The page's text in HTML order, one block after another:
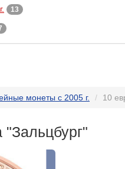
13
монеты с 2005 г. 10
"Зальцбург"